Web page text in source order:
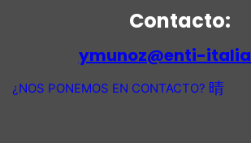
Contacto:
ymunoz@enti-
¿NOS PONEMOS EN CONTACTO?